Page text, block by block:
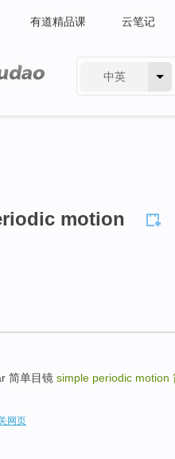
有道精品课 云笔记
中英
motion
简单目镜 simple periodic motion
网页